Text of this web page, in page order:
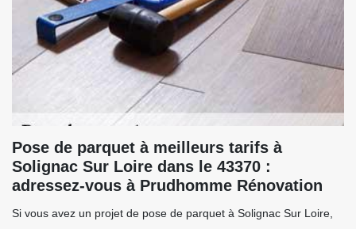
Pose de parquet à meilleurs tarifs à
Solignac Sur Loire dans le 43370 :
adressez-vous à Prudhomme Rénovation
Si vous avez un projet de pose de parquet à Solignac Sur Loire,